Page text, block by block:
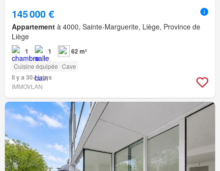
145 000 €
Appartement à 4000, Sainte-Marguerite, Liège, Province de
Liège
1 1 62 m²
Cuisine équipée Cave
Il y a 30+ jours
IMMOVLAN